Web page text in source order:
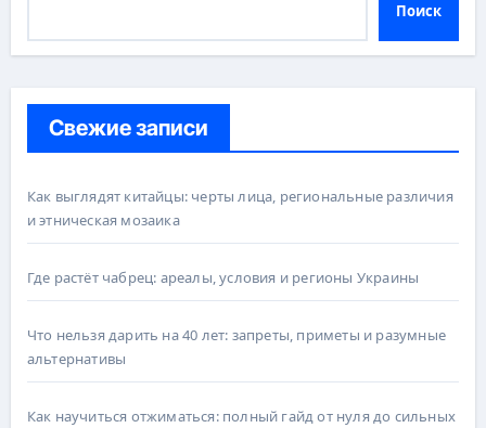
Поиск
Свежие записи
Как выглядят китайцы: черты лица, региональные различия
и этническая мозаика
Где растёт чабрец: ареалы, условия и регионы Украины
Что нельзя дарить на 40 лет: запреты, приметы и разумные
альтернативы
Как научиться отжиматься: полный гайд от нуля до сильных